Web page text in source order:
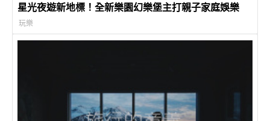
星光夜遊新地標！全新樂園幻樂堡主打親子家庭娛樂
玩樂